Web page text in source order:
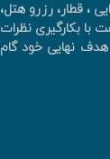
، قطار، رزرو هتل،
با بکارگیری نظرات
هدف نهایی خود گام